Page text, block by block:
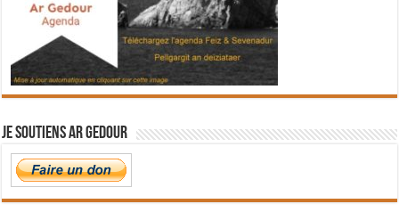
Je soutiens Ar Gedour